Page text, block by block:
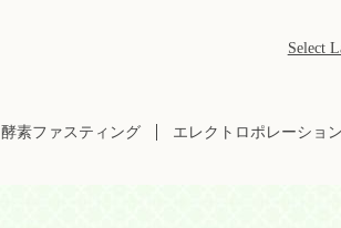
Select
酵素ファスティング エレクトロポレーション